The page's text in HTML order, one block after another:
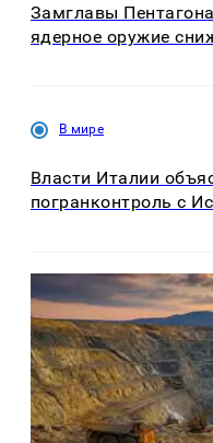
Замглавы
ядерное оружие
В мире
Власти Италии
погранконтроль с